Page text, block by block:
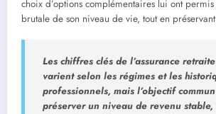
choix d’options complémentaires lui ont
brutale de son niveau de vie, tout en
Les chiffres clés de l’assurance
varient selon les régimes et les
professionnels, mais l’objectif
préserver un niveau de revenu stable,